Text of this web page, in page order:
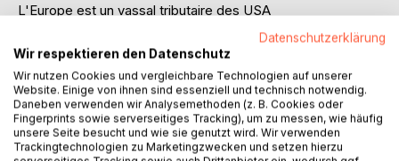
L'Europe est un vassal tributaire des USA
Le clown pompé Zelenskyj exige une frappe nucléaire
préventive contre la Russie.
On sait maintenant également que la Fondation Konrad-
Adenauer a été fortement impliquée dans le
bouleversement politique en Ukraine avec l'argent des
Datenschutzerklärung
Wir respektieren den Datenschutz
Wir nutzen Cookies und vergleichbare Technologien auf unserer
Website. Einige von ihnen sind essenziell und technisch notwendig.
Daneben verwenden wir Analysemethoden (z. B. Cookies oder
Fingerprints sowie serverseitiges Tracking), um zu messen, wie häufig
unsere Seite besucht und wie sie genutzt wird. Wir verwenden
Trackingtechnologien zu Marketingzwecken und setzen hierzu